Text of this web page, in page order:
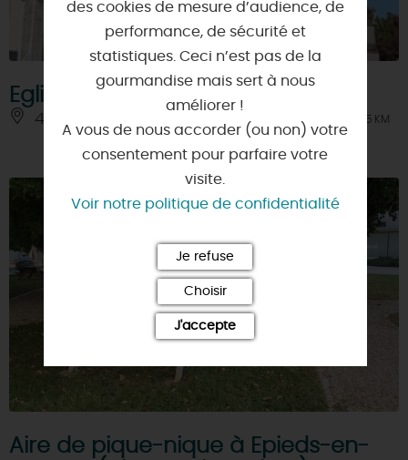
Eglise Saint-Privat
45130 - EPIEDS-EN-BEAUCE À 9.5 KM
Aire de pique-nique à Epieds-en-
des cookies de mesure d’audience, de
performance, de sécurité et
statistiques. Ceci n’est pas de la
gourmandise mais sert à nous
améliorer !
A vous de nous accorder (ou non) votre
consentement pour parfaire votre
visite.
Voir notre politique de confidentialité
Je refuse
Choisir
J'accepte